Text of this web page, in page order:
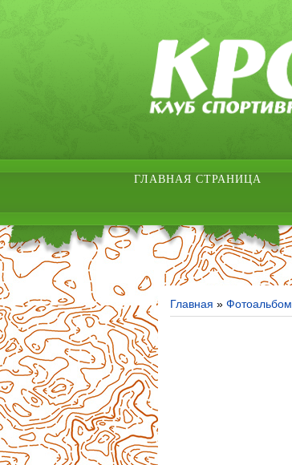
ГЛАВНАЯ СТРАНИЦА
Главная » Фотоальбом